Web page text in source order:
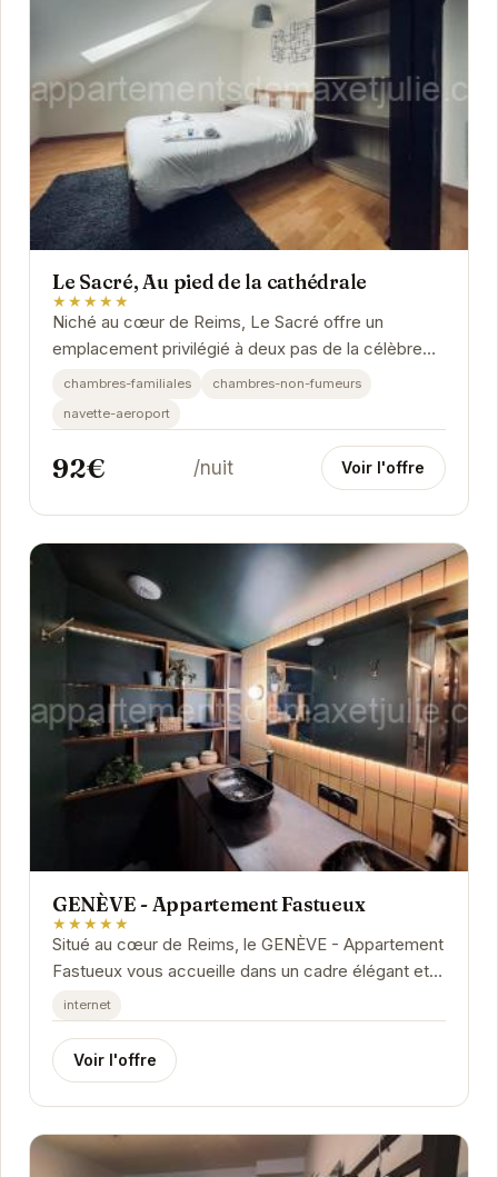
Le Sacré, Au pied de la cathédrale
★★★★★
Niché au cœur de Reims, Le Sacré offre un
emplacement privilégié à deux pas de la célèbre
cathédrale. Cet établissement élégant propose...
chambres-familiales
chambres-non-fumeurs
navette-aeroport
92€ /nuit Voir l'offre
GENÈVE - Appartement Fastueux
★★★★★
Situé au cœur de Reims, le GENÈVE - Appartement
Fastueux vous accueille dans un cadre élégant et
confortable.
internet
Voir l'offre